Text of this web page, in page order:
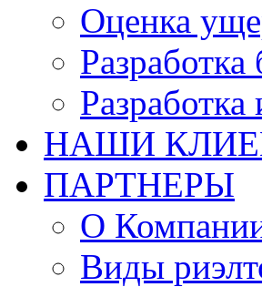
Оценка
НАШИ
ПАРТНЕРЫ
О
Виды